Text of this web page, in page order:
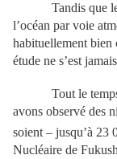
Tandis que les
l’océan par voie
habituellement bien
étude ne s’est
Tout le temps
avons observé des
soient – jusqu’à 23
Nucléaire de